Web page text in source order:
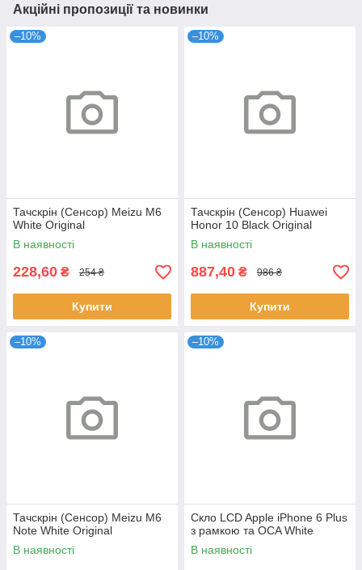
Акційні пропозиції та новинки
–10%
Тачскрін (Сенсор) Meizu M6
White Original
В наявності
228,60 ₴ 254 ₴
Купити
–10%
Тачскрін (Сенсор) Huawei
Honor 10 Black Original
В наявності
887,40 ₴ 986 ₴
Купити
–10%
Тачскрін (Сенсор) Meizu M6
Note White Original
В наявності
–10%
Скло LCD Apple iPhone 6 Plus
з рамкою та OCA White
В наявності